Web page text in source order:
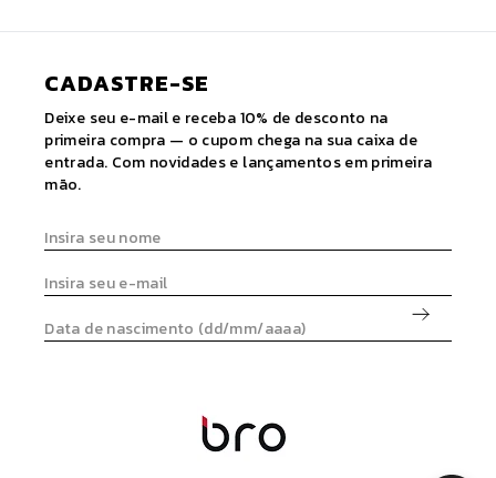
CADASTRE-SE
Deixe seu e-mail e receba 10% de desconto na
primeira compra — o cupom chega na sua caixa de
entrada. Com novidades e lançamentos em primeira
mão.